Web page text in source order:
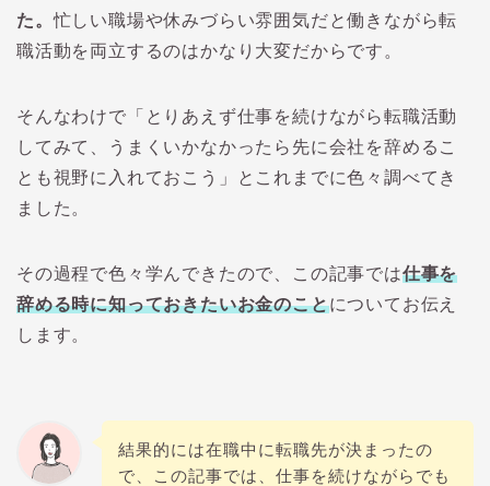
た。忙しい職場や休みづらい雰囲気だと働きながら転
職活動を両立するのはかなり大変だからです。
そんなわけで「とりあえず仕事を続けながら転職活動
してみて、うまくいかなかったら先に会社を辞めるこ
とも視野に入れておこう」とこれまでに色々調べてき
ました。
その過程で色々学んできたので、この記事では仕事を
辞める時に知っておきたいお金のことについてお伝え
します。
結果的には在職中に転職先が決まったの
で、この記事では、仕事を続けながらでも